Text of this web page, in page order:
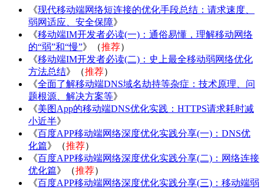
《现代移动端网络短连接的优化手段总结：请求速度、
弱网适应、安全保障》
《移动端IM开发者必读(一)：通俗易懂，理解移动网络
的“弱”和“慢”》（推荐）
《移动端IM开发者必读(二)：史上最全移动弱网络优化
方法总结》（推荐）
《全面了解移动端DNS域名劫持等杂症：技术原理、问
题根源、解决方案等》
《美图App的移动端DNS优化实践：HTTPS请求耗时减
小近半》
《百度APP移动端网络深度优化实践分享(一)：DNS优
化篇》（推荐）
《百度APP移动端网络深度优化实践分享(二)：网络连接
优化篇》（推荐）
《百度APP移动端网络深度优化实践分享(三)：移动端弱